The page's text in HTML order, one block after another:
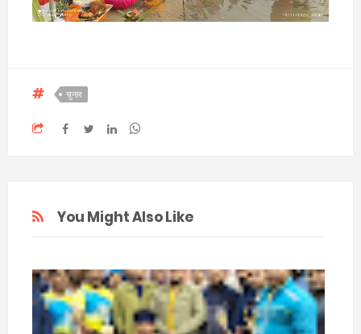
चुनार
You Might Also Like